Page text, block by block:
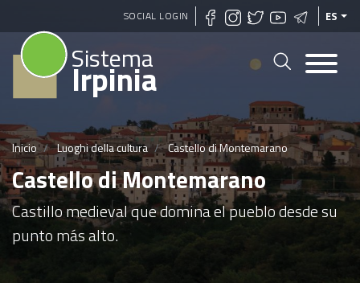
Pasar
al
SOCIAL LOGIN ES
Sistema
Irpinia
Inicio Luoghi della cultura Castello di Montemarano
Castello di Montemarano
Castillo medieval que domina el pueblo desde su
punto más alto.